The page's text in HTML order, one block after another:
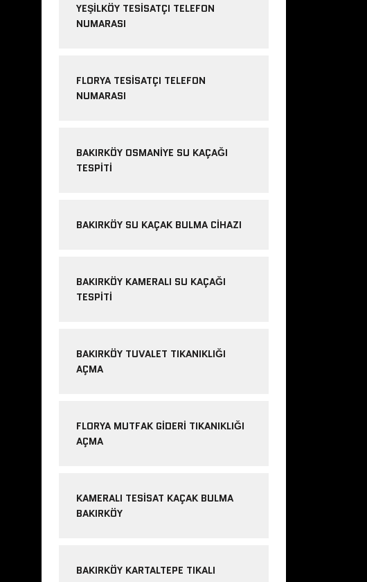
YEŞILKÖY TESISATÇI TELEFON
NUMARASI
FLORYA TESISATÇI TELEFON
NUMARASI
BAKIRKÖY OSMANIYE SU KAÇAĞI
TESPITI
BAKIRKÖY SU KAÇAK BULMA CIHAZI
BAKIRKÖY KAMERALI SU KAÇAĞI
TESPITI
BAKIRKÖY TUVALET TIKANIKLIĞI
AÇMA
FLORYA MUTFAK GIDERI TIKANIKLIĞI
AÇMA
KAMERALI TESISAT KAÇAK BULMA
BAKIRKÖY
BAKIRKÖY KARTALTEPE TIKALI